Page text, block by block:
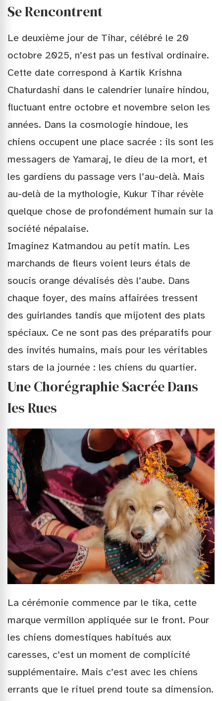
Se Rencontrent
Le deuxième jour de Tihar, célébré le 20
octobre 2025, n’est pas un festival ordinaire.
Cette date correspond à Kartik Krishna
Chaturdashi dans le calendrier lunaire hindou,
fluctuant entre octobre et novembre selon les
années. Dans la cosmologie hindoue, les
chiens occupent une place sacrée : ils sont les
messagers de Yamaraj, le dieu de la mort, et
les gardiens du passage vers l’au-delà. Mais
au-delà de la mythologie, Kukur Tihar révèle
quelque chose de profondément humain sur la
société népalaise.
Imaginez Katmandou au petit matin. Les
marchands de fleurs voient leurs étals de
soucis orange dévalisés dès l’aube. Dans
chaque foyer, des mains affairées tressent
des guirlandes tandis que mijotent des plats
spéciaux. Ce ne sont pas des préparatifs pour
des invités humains, mais pour les véritables
stars de la journée : les chiens du quartier.
Une Chorégraphie Sacrée Dans
les Rues
La cérémonie commence par le tika, cette
marque vermillon appliquée sur le front. Pour
les chiens domestiques habitués aux
caresses, c’est un moment de complicité
supplémentaire. Mais c’est avec les chiens
errants que le rituel prend toute sa dimension.